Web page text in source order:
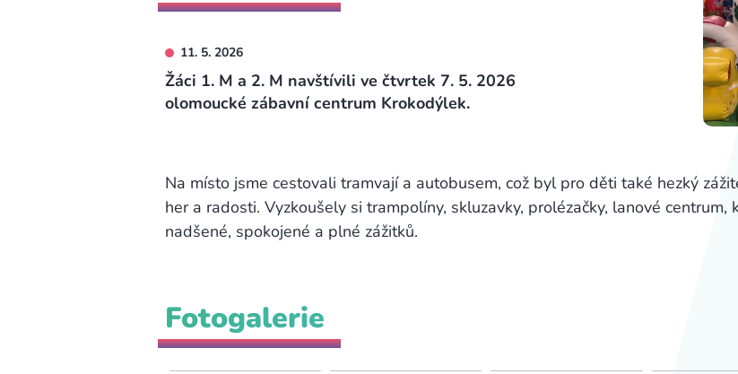
11. 5. 2026
Žáci 1. M a 2. M navštívili ve čtvrtek 7. 5. 2026
olomoucké zábavní centrum Krokodýlek.
Na místo jsme cestovali tramvají a autobusem, což byl pro děti také hezký
her a radosti. Vyzkoušely si trampolíny, skluzavky, prolézačky, lanové
nadšené, spokojené a plné zážitků.
Fotogalerie